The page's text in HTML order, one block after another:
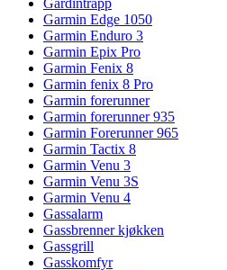
Gardintrapp
Garmin Edge 1050
Garmin Enduro 3
Garmin Epix Pro
Garmin Fenix 8
Garmin fenix 8 Pro
Garmin forerunner
Garmin forerunner 935
Garmin Forerunner 965
Garmin Tactix 8
Garmin Venu 3
Garmin Venu 3S
Garmin Venu 4
Gassalarm
Gassbrenner kjøkken
Gassgrill
Gasskomfyr